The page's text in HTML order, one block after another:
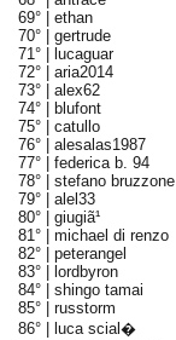
69° | ethan
70° | gertrude
71° |
lucaguar
72° | aria2014
73° | alex62
74° |
blufont
75° | catullo
76° | alesalas1987
77° | federica b. 94
78° | stefano bruzzone
79° | alel33
80° | giugiã¹
81° | michael di renzo
82° | peterangel
83° |
lordbyron
84° | shingo tamai
85° | russtorm
86° |
luca scial�